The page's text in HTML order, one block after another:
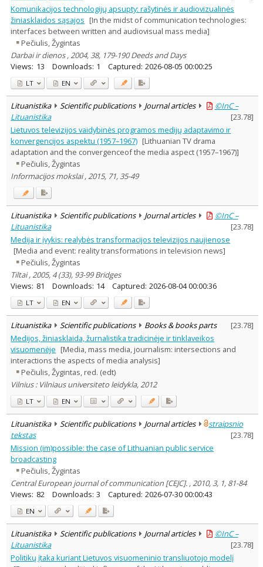
Komunikacijos technologijų apsupty: rašytinės ir audiovizualinės
žiniasklaidos sąsajos [In the midst of communication technologies:
interfaces between written and audiovisual mass media]
Pečiulis, Žygintas
Darbai ir dienos , 2004, 38, 179-190 Deeds and Days
Views: 13 Downloads: 1 Captured: 2026-08-05 00:00:25
LT EN
Lituanistika Scientific publications Journal articles
©InC –
Lituanistika
[23.78]
Lietuvos televizijos vaidybinės programos medijų adaptavimo ir
konvergencijos aspektu (1957–1967) [Lithuanian TV drama
adaptation and the convergenceof the media aspect (1957–1967)]
Pečiulis, Žygintas
Informacijos mokslai , 2015, 71, 35-49
Lituanistika Scientific publications Journal articles
©InC –
Lituanistika
[23.78]
Medija ir įvykis: realybės transformacijos televizijos naujienose
[Media and event: reality transformations in television news]
Pečiulis, Žygintas
Tiltai , 2005, 4 (33), 93-99 Bridges
Views: 81 Downloads: 14 Captured: 2026-08-04 00:00:36
LT EN
Lituanistika Scientific publications Books & books parts [23.78]
Medijos, žiniasklaida, žurnalistika tradicinėje ir tinklaveikos
visuomenėje [Media, mass media, journalism: intersections and
interactions the aspects of media analysis]
Pečiulis, Žygintas, red. (edt)
Vilnius : Vilniaus universiteto leidykla, 2012
LT EN
Lituanistika Scientific publications Journal articles
straipsnio
tekstas
[23.78]
Mission (im)possible: the case of Lithuanian public service
broadcasting
Pečiulis, Žygintas
Central European journal of communication [CEJC]. , 2010, 3, 1, 81-84
Views: 82 Downloads: 3 Captured: 2026-07-30 00:00:43
EN
Lituanistika Scientific publications Journal articles
©InC –
Lituanistika
[23.78]
Politikų įtaka kuriant Lietuvos visuomeninio transliuotojo modelį